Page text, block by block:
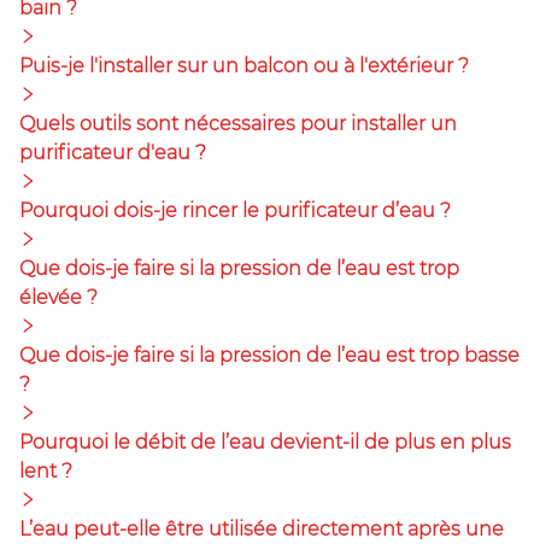
bain ?
Puis-je l'installer sur un balcon ou à l'extérieur ?
Quels outils sont nécessaires pour installer un
purificateur d'eau ?
Pourquoi dois-je rincer le purificateur d’eau ?
Que dois-je faire si la pression de l’eau est trop
élevée ?
Que dois-je faire si la pression de l’eau est trop basse
?
Pourquoi le débit de l’eau devient-il de plus en plus
lent ?
L’eau peut-elle être utilisée directement après une